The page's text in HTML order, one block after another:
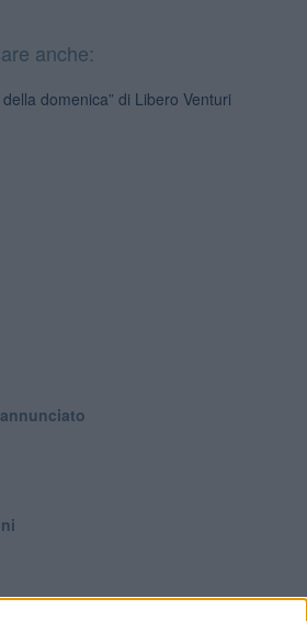
anche:
domenica” di Libero Venturi